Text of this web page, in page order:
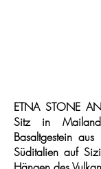
ETNA STONE
Sitz in
Basaltgestein
Süditalien auf